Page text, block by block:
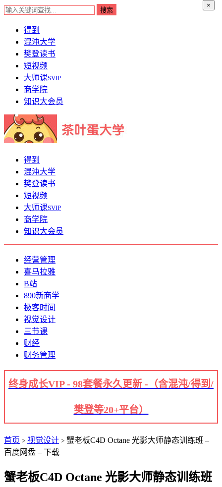
×
得到
混沌大学
樊登读书
短视频
大师课SVIP
商学院
知识大会员
得到
混沌大学
樊登读书
短视频
大师课SVIP
商学院
知识大会员
经营管理
喜马拉雅
B站
890新商学
极客时间
视觉设计
三节课
财经
财务管理
终身成长VIP - 98套餐永久更新 -（含混沌/得到/
樊登等20+平台）
首页 > 视觉设计 > 蟹老板C4D Octane 光影大师静态训练班 –
百度网盘 – 下载
蟹老板C4D Octane 光影大师静态训练班